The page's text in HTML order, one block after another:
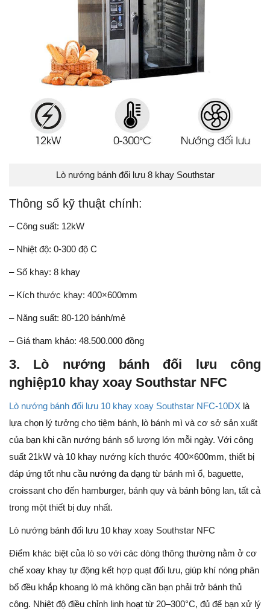
Lò nướng bánh đối lưu 8 khay Southstar
Thông số kỹ thuật chính:
– Công suất: 12kW
– Nhiệt độ: 0-300 độ C
– Số khay: 8 khay
– Kích thước khay: 400×600mm
– Năng suất: 80-120 bánh/mẻ
– Giá tham khảo: 48.500.000 đồng
3. Lò nướng bánh đối lưu công
nghiệp10 khay xoay Southstar NFC
Lò nướng bánh đối lưu 10 khay xoay Southstar NFC-10DX là
lựa chọn lý tưởng cho tiệm bánh, lò bánh mì và cơ sở sản xuất
của bạn khi cần nướng bánh số lượng lớn mỗi ngày. Với công
suất 21kW và 10 khay nướng kích thước 400×600mm, thiết bị
đáp ứng tốt nhu cầu nướng đa dạng từ bánh mì ổ, baguette,
croissant cho đến hamburger, bánh quy và bánh bông lan, tất cả
trong một thiết bị duy nhất.
Lò nướng bánh đối lưu 10 khay xoay Southstar NFC
Điểm khác biệt của lò so với các dòng thông thường nằm ở cơ
chế xoay khay tự động kết hợp quạt đối lưu, giúp khí nóng phân
bổ đều khắp khoang lò mà không cần bạn phải trở bánh thủ
công. Nhiệt độ điều chỉnh linh hoạt từ 20–300°C, đủ để bạn xử lý